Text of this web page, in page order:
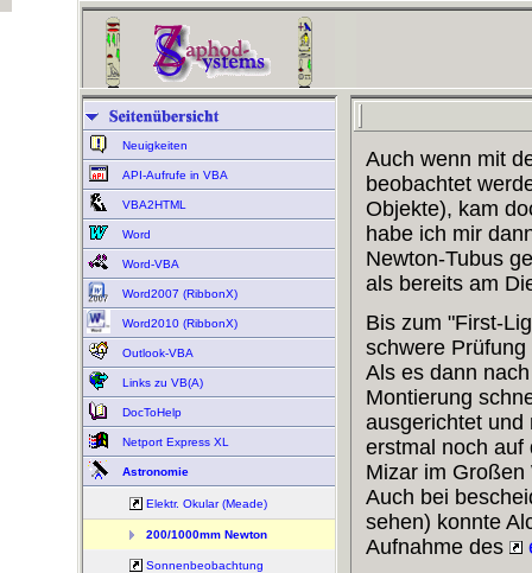
Neuigkeiten
API-Aufrufe in VBA
VBA2HTML
Word
Word-VBA
Word2007 (RibbonX)
Word2010 (RibbonX)
Outlook-VBA
Links zu VB(A)
DocToHelp
Netport Express XL
Astronomie
Elektr. Okular (Meade)
200/1000mm Newton
Sonnenbeobachtung
Auch wenn mit
beobachtet
Objekte), kam
habe ich mir
Newton-Tubus
als bereits am
Bis zum "First-
schwere Prüfung
Als es dann
Montierung
ausgerichtet und
erstmal noch auf
Mizar im Großen
Auch bei
sehen) konnte
Aufnahme des